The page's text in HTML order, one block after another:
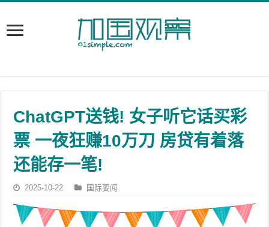
ChatGPT送钱! 女子听它话买彩
票 一夜狂赚10万刀 房贷有着落
还能存一笔!
2025-10-22 国际要闻